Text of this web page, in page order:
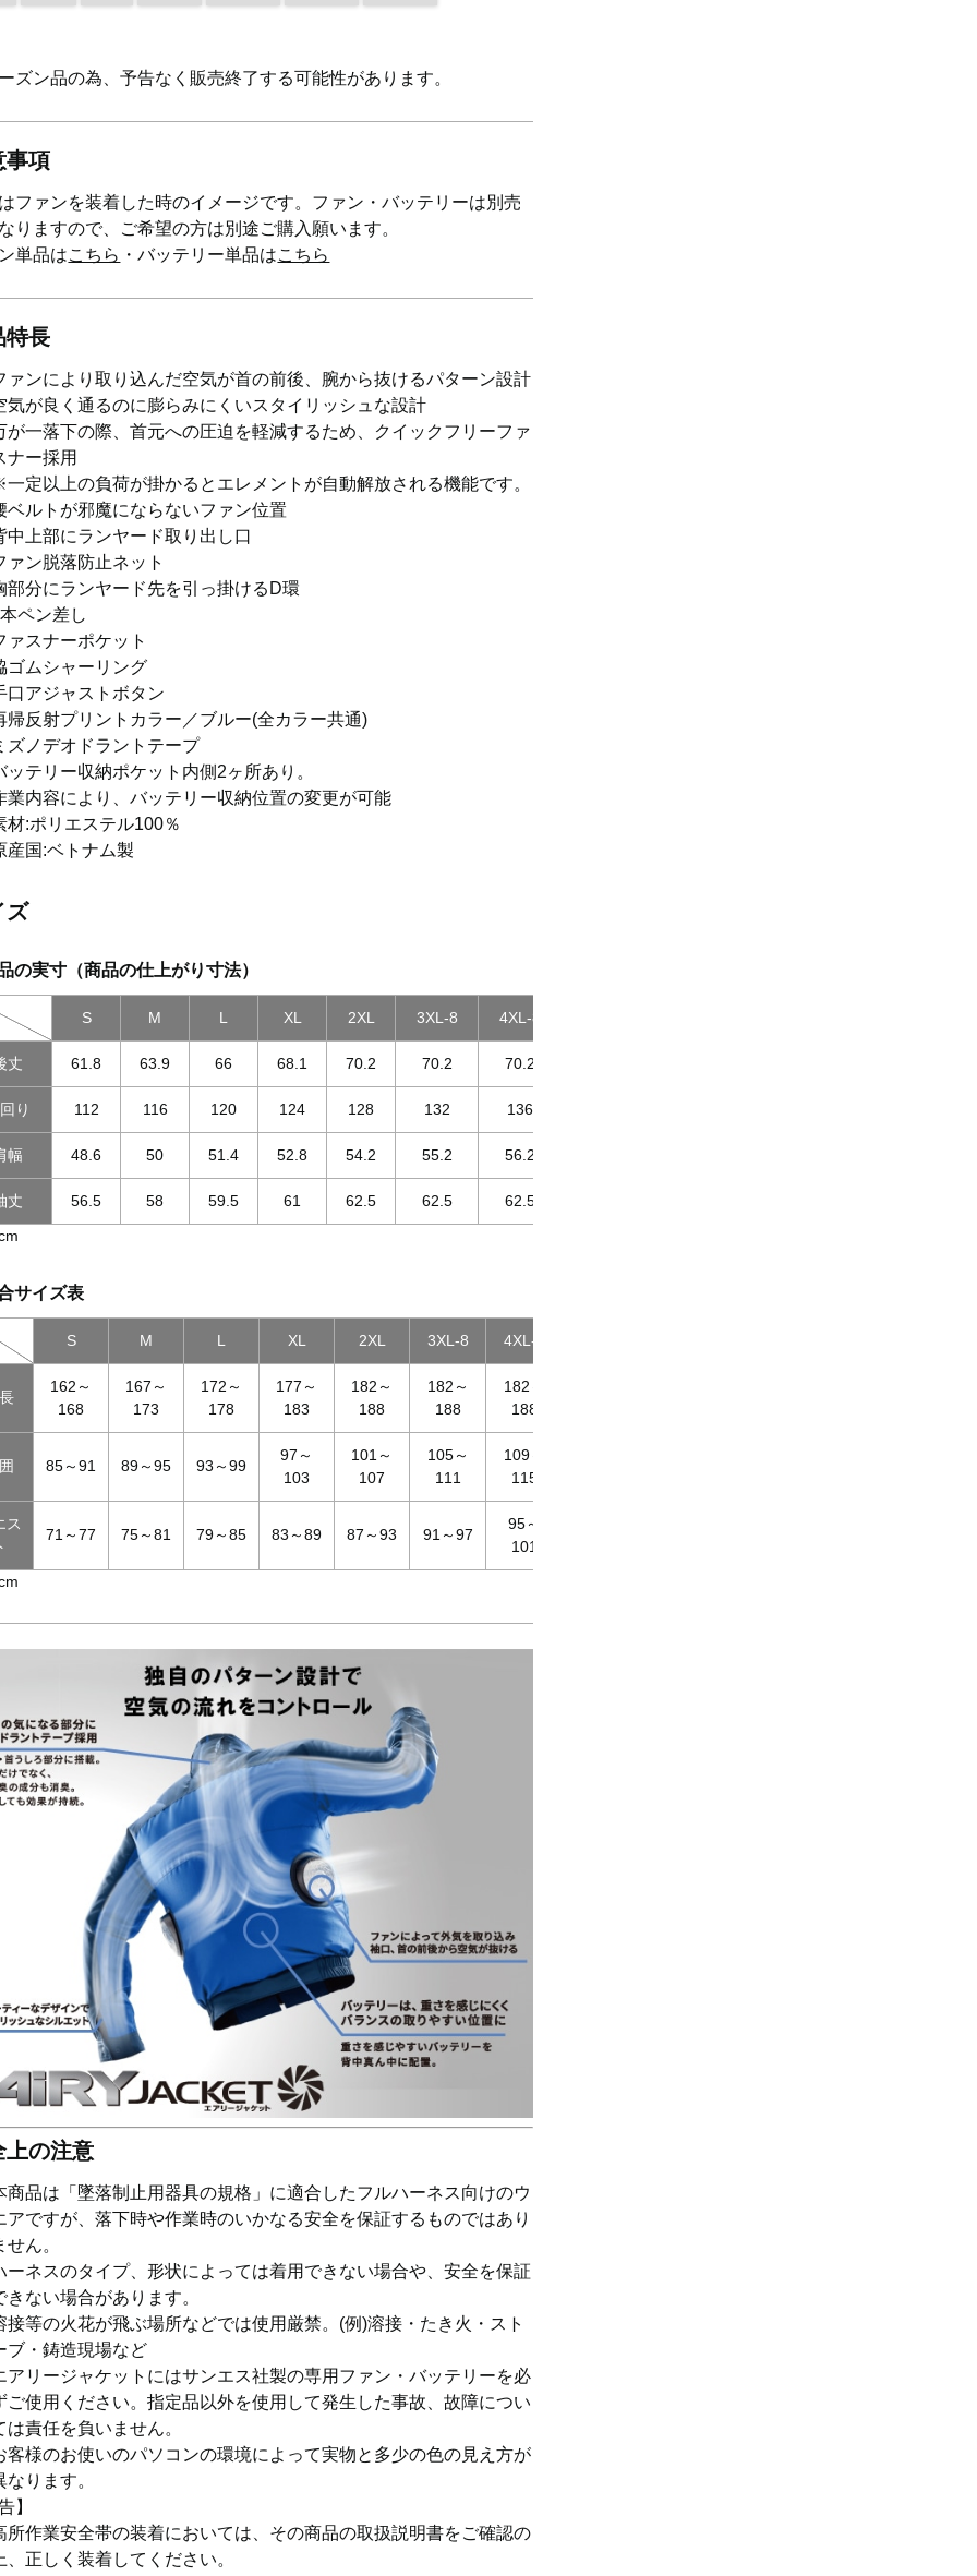
ズン品の為、予告なく販売終了する可能性があります。
事項
ファンを装着した時のイメージです。ファン・バッテリーは別売
りますので、ご希望の方は別途ご購入願います。
単品はこちら ・バッテリー単品はこちら
特長
ァンにより取り込んだ空気が首の前後、腕から抜けるパターン設計
気が良く通るのに膨らみにくいスタイリッシュな設計
が一落下の際、首元への圧迫を軽減するため、クイックフリーファ
ナー採用
定以上の負荷が掛かるとエレメントが自動解放される機能です。
ベルトが邪魔にならないファン位置
中上部にランヤード取り出し口
ァン脱落防止ネット
部分にランヤード先を引っ掛けるD環
ペン差し
ァスナーポケット
ゴムシャーリング
口アジャストボタン
帰反射プリントカラー／ブルー(全カラー共通)
ズノデオドラントテープ
ッテリー収納ポケット内側2ヶ所あり。
業内容により、バッテリー収納位置の変更が可能
材:ポリエステル100％
産国:ベトナム製
ズ
の実寸（商品の仕上がり寸法）
S M L XL 2XL 3XL-8 4XL-8
丈 61.8 63.9 66 68.1 70.2 70.2 70.2
り 112 116 120 124 128 132 136
幅 48.6 50 51.4 52.8 54.2 55.2 56.2
丈 56.5 58 59.5 61 62.5 62.5
62.5
サイズ表
S M L XL 2XL 3XL-8 4XL-8
162～
168
167～
173
172～
178
177～
183
182～
188
182～
188
182～
188
85～91 89～95 93～99
97～
103
101～
107
105～
111
109～
115
ス
71～77 75～81 79～85 83～89 87～93 91～97
95～
101
上の注意
商品は「墜落制止用器具の規格」に適合したフルハーネス向けのウ
アですが、落下時や作業時のいかなる安全を保証するものではあり
せん。
ーネスのタイプ、形状によっては着用できない場合や、安全を保証
きない場合があります。
接等の火花が飛ぶ場所などでは使用厳禁。(例)溶接・たき火・スト
ブ・鋳造現場など
アリージャケットにはサンエス社製の専用ファン・バッテリーを必
ご使用ください。指定品以外を使用して発生した事故、故障につい
は責任を負いません。
客様のお使いのパソコンの環境によって実物と多少の色の見え方が
なります。
】
所作業安全帯の装着においては、その商品の取扱説明書をご確認の
、正しく装着してください。